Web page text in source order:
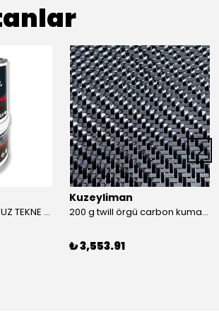
114 POLİÜRETAN ARMUZ TEKNE MACUNU TAKIM (BEYAZ)
Kuzeyliman
200 g twill örgü carbon kumaş m2
₺ 3,553.91